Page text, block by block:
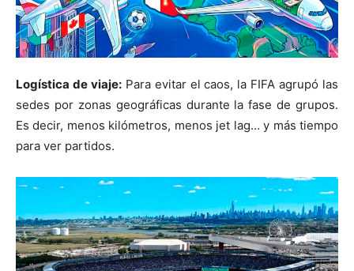
Logística de viaje:Para evitar el caos, la FIFA agrupó las
sedes por zonas geográficas durante la fase de grupos.
Es decir, menos kilómetros, menos jet lag… y más tiempo
para ver partidos.